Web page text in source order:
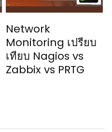
Network
Monitoring เปรียบ
เทียบ Nagios vs
Zabbix vs PRTG